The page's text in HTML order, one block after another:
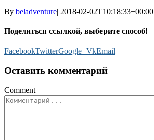
By beladventure| 2018-02-02T10:18:33+00:00
Поделиться ссылкой, выберите способ!
FacebookTwitterGoogle+VkEmail
Оставить комментарий
Comment